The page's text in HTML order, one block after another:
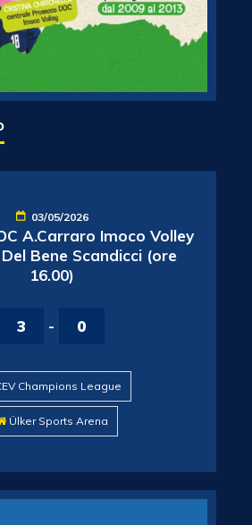
03/05/2026
A.Carraro Imoco Volley
Bene Scandicci (ore
16.00)
3 - 0
Champions League
Ülker Sports Arena